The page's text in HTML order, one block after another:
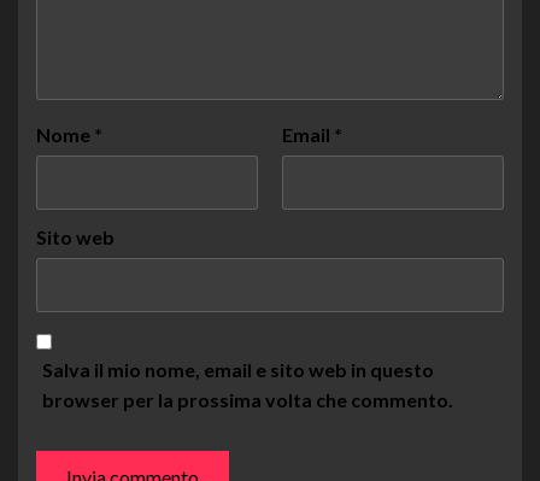
Nome * Email *
Sito web
Salva il mio nome, email e sito web in questo
browser per la prossima volta che commento.